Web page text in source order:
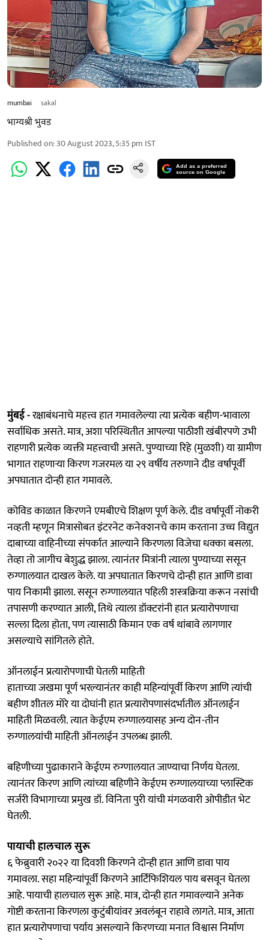
mumbai sakal
भाग्यश्री भुवड
Published on:30 August 2023, 5:35 pm IST
Add as a preferred
source on Google
मुंबई -रक्षाबंधनाचे महत्त्व हात गमावलेल्या त्या प्रत्येक बहीण-भावाला
सर्वाधिक असते. मात्र, अशा परिस्थितीत आपल्या पाठीशी खंबीरपणे उभी
राहणारी प्रत्येक व्यक्ती महत्त्वाची असते. पुण्याच्या रिहे (मुळशी) या ग्रामीण
भागात राहणाऱ्या किरण गजरमल या २९ वर्षीय तरुणाने दीड वर्षापूर्वी
अपघातात दोन्ही हात गमावले.
कोविड काळात किरणने एमबीएचे शिक्षण पूर्ण केले. दीड वर्षापूर्वी नोकरी
नव्हती म्हणून मित्रासोबत इंटरनेट कनेक्शनचे काम करताना उच्च विद्युत
दाबाच्या वाहिनीच्या संपर्कात आल्याने किरणला विजेचा धक्का बसला.
तेव्हा तो जागीच बेशुद्ध झाला. त्यानंतर मित्रांनी त्याला पुण्याच्या ससून
रुग्णालयात दाखल केले. या अपघातात किरणचे दोन्ही हात आणि डावा
पाय निकामी झाला. ससून रुग्णालयात पहिली शस्त्रक्रिया करून नसांची
तपासणी करण्यात आली, तिथे त्याला डॉक्टरांनी हात प्रत्यारोपणाचा
सल्ला दिला होता, पण त्यासाठी किमान एक वर्ष थांबावे लागणार
असल्याचे सांगितले होते.
ऑनलाईन प्रत्यारोपणाची घेतली माहिती
हाताच्या जखमा पूर्ण भरल्यानंतर काही महिन्यांपूर्वी किरण आणि त्यांची
बहीण शीतल मोरे या दोघांनी हात प्रत्यारोपणासंदर्भातील ऑनलाईन
माहिती मिळवली. त्यात केईएम रुग्णालयासह अन्य दोन-तीन
रुग्णालयांची माहिती ऑनलाईन उपलब्ध झाली.
बहिणीच्या पुढाकाराने केईएम रुग्णालयात जाण्याचा निर्णय घेतला.
त्यानंतर किरण आणि त्यांच्या बहिणीने केईएम रुग्णालयाच्या प्लास्टिक
सर्जरी विभागाच्या प्रमुख डॉ. विनिता पुरी यांची मंगळवारी ओपीडीत भेट
घेतली.
पायाची हालचाल सुरू
६ फेब्रुवारी २०२२ या दिवशी किरणने दोन्ही हात आणि डावा पाय
गमावला. सहा महिन्यांपूर्वी किरणने आर्टिफिशियल पाय बसवून घेतला
आहे. पायाची हालचाल सुरू आहे. मात्र, दोन्ही हात गमावल्याने अनेक
गोष्टी करताना किरणला कुटुंबीयांवर अवलंबून राहावे लागते. मात्र, आता
हात प्रत्यारोपणाचा पर्याय असल्याने किरणच्या मनात विश्वास निर्माण